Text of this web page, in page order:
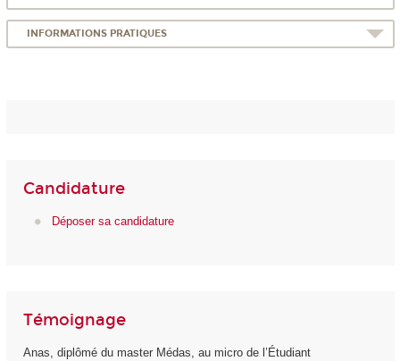
INFORMATIONS PRATIQUES
Candidature
Déposer sa candidature
Témoignage
Anas, diplômé du master Médas, au micro de l’Étudiant